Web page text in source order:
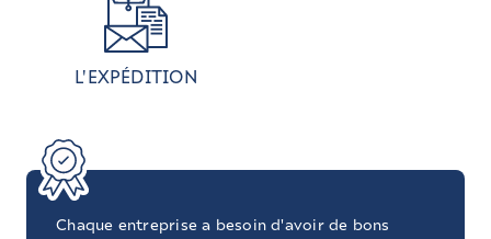
L'EXPÉDITION
Chaque entreprise a besoin d'avoir de bons